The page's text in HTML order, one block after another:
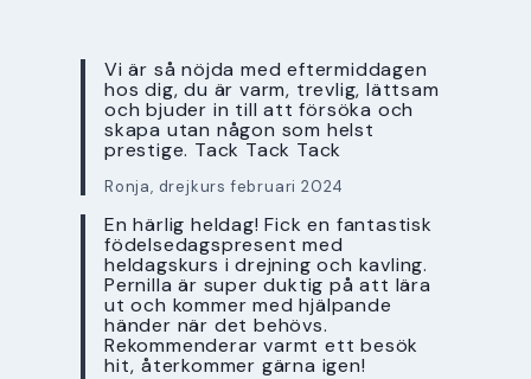
Vi är så nöjda med eftermiddagen
hos dig, du är varm, trevlig, lättsam
och bjuder in till att försöka och
skapa utan någon som helst
prestige. Tack Tack Tack
Ronja, drejkurs februari 2024
En härlig heldag! Fick en fantastisk
födelsedagspresent med
heldagskurs i drejning och kavling.
Pernilla är super duktig på att lära
ut och kommer med hjälpande
händer när det behövs.
Rekommenderar varmt ett besök
hit, återkommer gärna igen!